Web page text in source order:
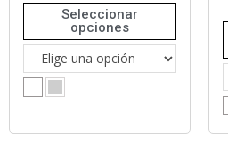
Seleccionar
opciones